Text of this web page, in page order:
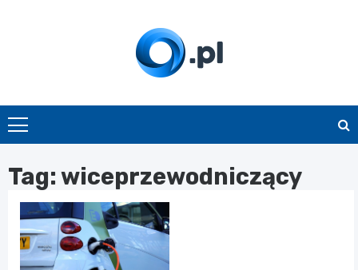
O.pl
Tag: wiceprzewodniczący